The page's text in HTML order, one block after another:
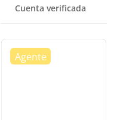
Cuenta verificada